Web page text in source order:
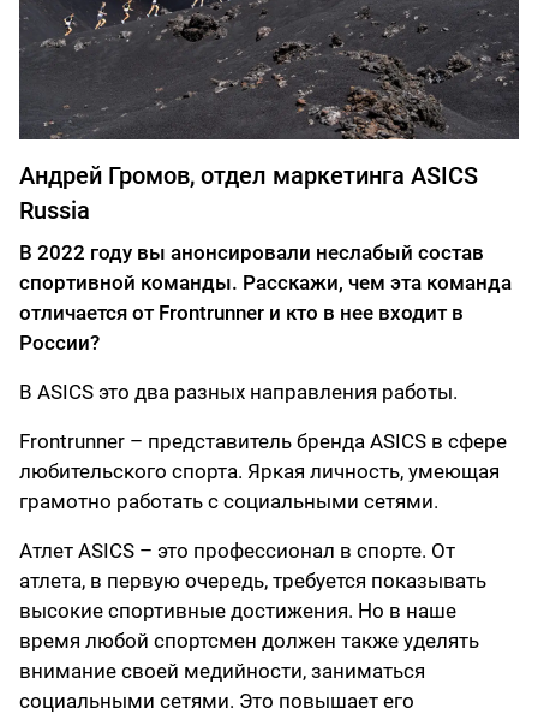
Андрей Громов, отдел маркетинга ASICS
Russia
В 2022 году вы анонсировали неслабый состав
спортивной команды. Расскажи, чем эта команда
отличается от Frontrunner и кто в нее входит в
России?
В ASICS это два разных направления работы.
Frontrunner – представитель бренда ASICS в сфере
любительского спорта. Яркая личность, умеющая
грамотно работать с социальными сетями.
Атлет ASICS – это профессионал в спорте. От
атлета, в первую очередь, требуется показывать
высокие спортивные достижения. Но в наше
время любой спортсмен должен также уделять
внимание своей медийности, заниматься
социальными сетями. Это повышает его